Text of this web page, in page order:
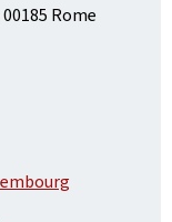
00185 Rome